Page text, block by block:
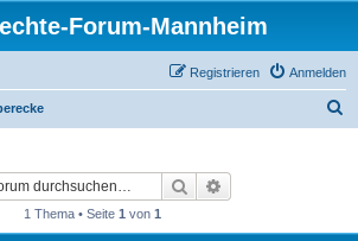
Forum-Mannheim
Anmelden
Registrieren
Suche
1 Thema • Seite 1 von 1